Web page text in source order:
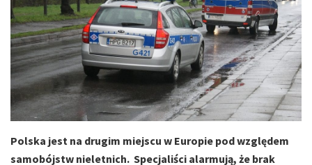
Polska jest na drugim miejscu w Europie pod względem
samobójstw nieletnich. Specjaliści alarmują, że brak